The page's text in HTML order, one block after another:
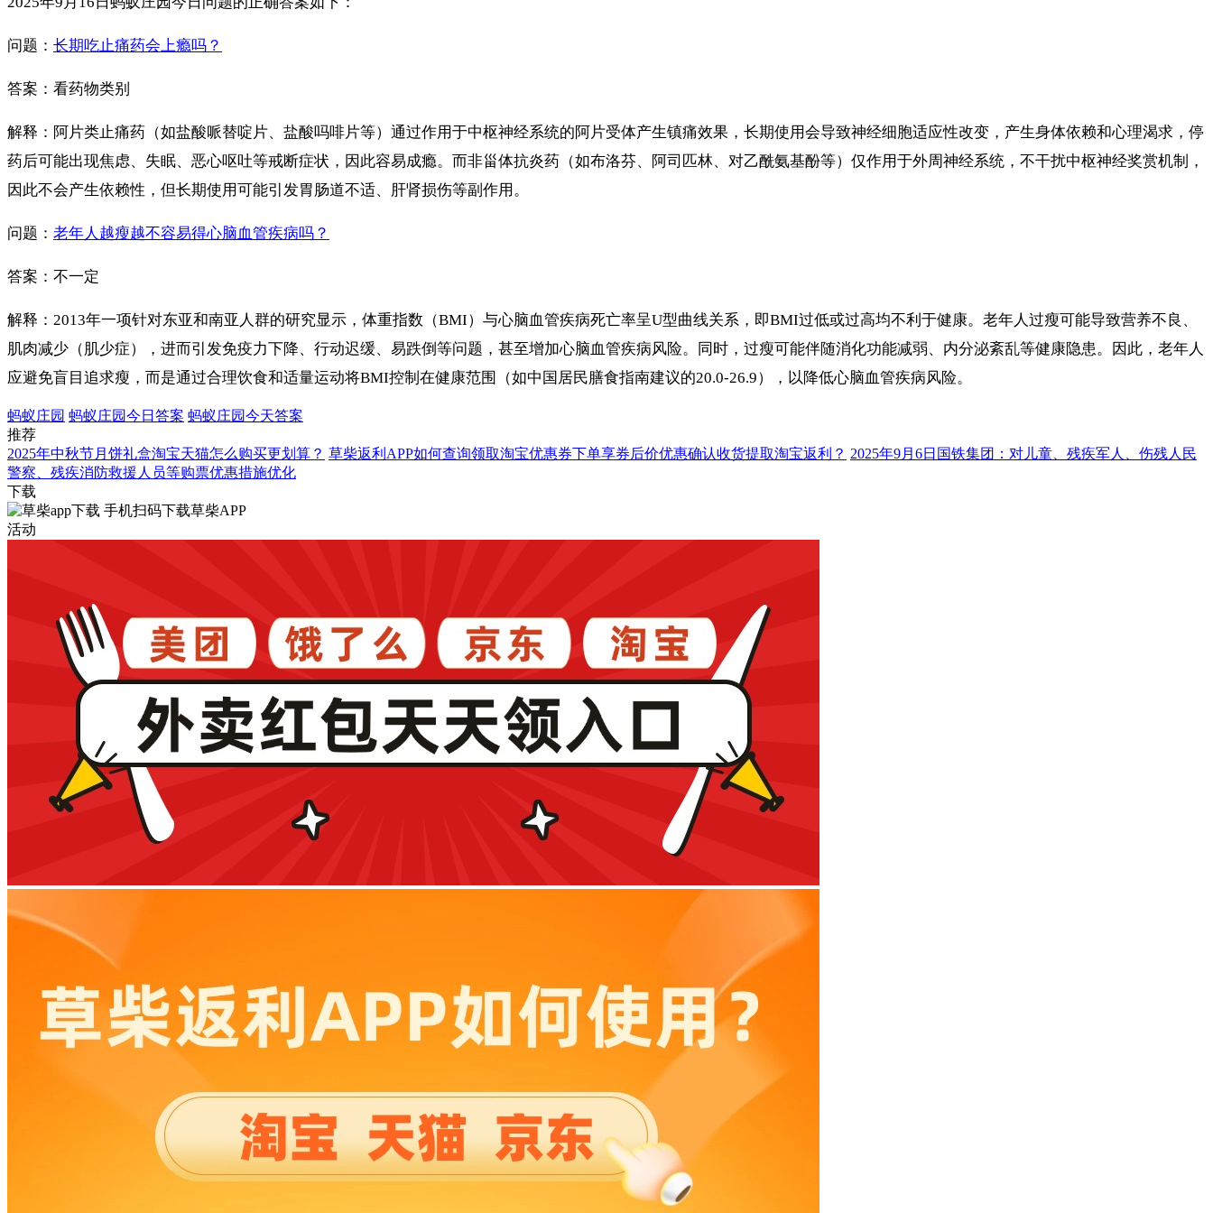
问题： 长期吃止痛药会上瘾吗？
答案：看药物类别
解释：阿片类止痛药（如盐酸哌替啶片、盐酸吗啡片等）通过作用于中枢神经系统的阿片受体产生镇痛效果，长期使用会导致神经细胞适应性改变，产生身体依赖和心理渴求，停
药后可能出现焦虑、失眠、恶心呕吐等戒断症状，因此容易成瘾。而非甾体抗炎药（如布洛芬、阿司匹林、对乙酰氨基酚等）仅作用于外周神经系统，不干扰中枢神经奖赏机制，
因此不会产生依赖性，但长期使用可能引发胃肠道不适、肝肾损伤等副作用。
问题： 老年人越瘦越不容易得心脑血管疾病吗？
答案：不一定
解释：2013年一项针对东亚和南亚人群的研究显示，体重指数（BMI）与心脑血管疾病死亡率呈U型曲线关系，即BMI过低或过高均不利于健康。老年人过瘦可能导致营养不良、
肌肉减少（肌少症），进而引发免疫力下降、行动迟缓、易跌倒等问题，甚至增加心脑血管疾病风险。同时，过瘦可能伴随消化功能减弱、内分泌紊乱等健康隐患。因此，老年人
应避免盲目追求瘦，而是通过合理饮食和适量运动将BMI控制在健康范围（如中国居民膳食指南建议的20.0-26.9），以降低心脑血管疾病风险。
蚂蚁庄园 蚂蚁庄园今日答案 蚂蚁庄园今天答案
推荐
2025年中秋节月饼礼盒淘宝天猫怎么购买更划算？ 草柴返利APP如何查询领取淘宝优惠券下单享券后价优惠确认收货提取淘宝返利？ 2025年9月6日国铁集团：对儿童、残疾军人、伤残人民
警察、残疾消防救援人员等购票优惠措施优化
下载
手机扫码下载草柴APP
活动